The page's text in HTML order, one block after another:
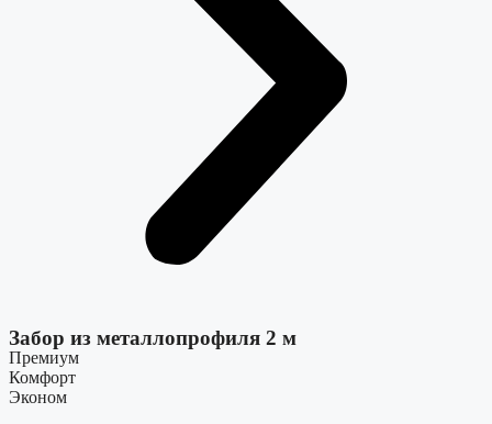
Забор из металлопрофиля 2 м
Премиум
Комфорт
Эконом